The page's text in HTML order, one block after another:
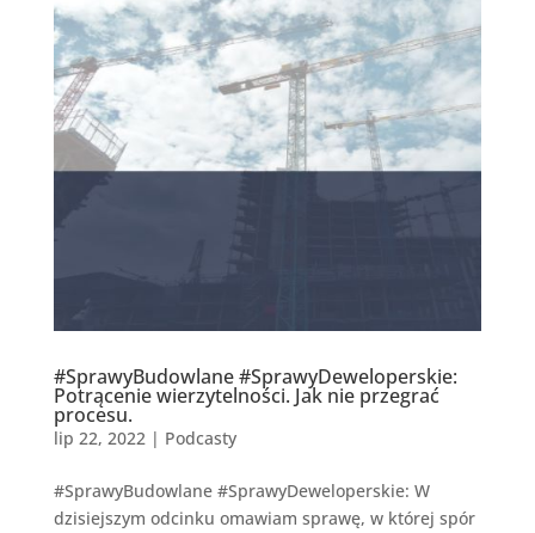
#SprawyBudowlane #SprawyDeweloperskie:
Potrącenie wierzytelności. Jak nie przegrać
procesu.
lip 22, 2022| Podcasty
#SprawyBudowlane #SprawyDeweloperskie: W
dzisiejszym odcinku omawiam sprawę, w której spór